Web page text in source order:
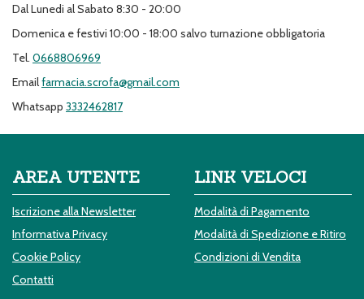
Dal Lunedi al Sabato 8:30 - 20:00
Domenica e festivi 10:00 - 18:00 salvo turnazione obbligatoria
Tel. 0668806969
Emailfarmacia.scrofa@gmail.com
Whatsapp 3332462817
AREA UTENTE
Iscrizione alla Newsletter
Informativa Privacy
Cookie Policy
Contatti
LINK VELOCI
Modalità di Pagamento
Modalità di Spedizione e Ritiro
Condizioni di Vendita